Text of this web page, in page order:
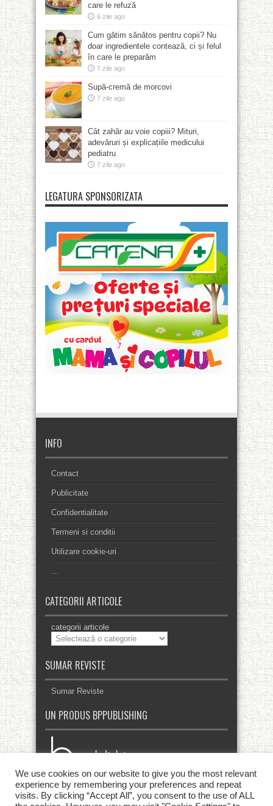
care le refuză
6 zile ago
Cum gătim sănătos pentru copii? Nu
doar ingredientele contează, ci și felul
în care le preparăm
7 zile ago
Supă-cremă de morcovi
7 zile ago
Cât zahăr au voie copiii? Mituri,
adevăruri și explicațiile medicului
pediatru
7 zile ago
LEGATURA SPONSORIZATA
INFO
Contact
Publicitate
Confidentialitate
Termeni si conditii
Utilizare cookie-uri
…
CATEGORII ARTICOLE
categorii articole
SUMAR REVISTE
Sumar Reviste
UN PRODUS BPPUBLISHING
We use cookies on our website to give you the most relevant
experience by remembering your preferences and repeat
visits. By clicking “Accept All”, you consent to the use of ALL